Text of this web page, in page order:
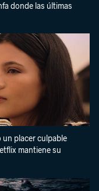
donde las últimas
placer culpable
mantiene su